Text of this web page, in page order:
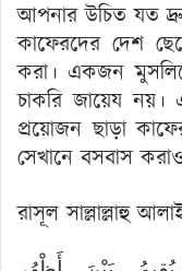
আপনার উচিত যত
কাফেরদের দেশ
করা। একজন
চাকরি জায়েয
প্রয়োজন ছাড়া
সেখানে বসবাস
রাসূল সাল্লাল্লাহু